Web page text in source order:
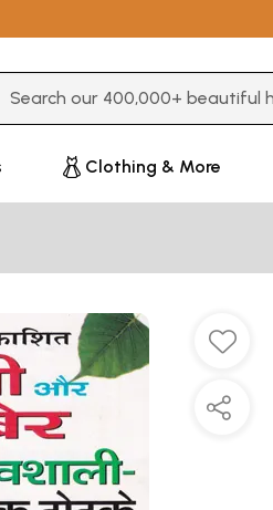
Clothing & More